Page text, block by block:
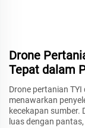
Drone
Tepat dalam
Drone pertanian
menawarkan
kecekapan sumber.
luas dengan